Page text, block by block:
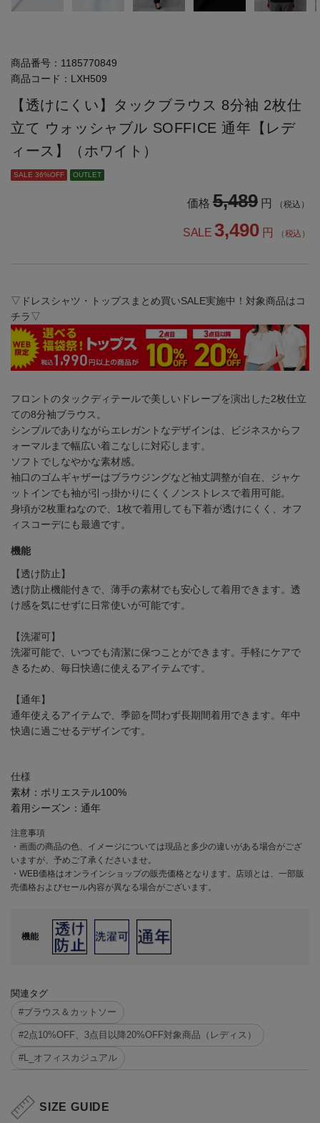
商品番号： 1185770849
商品コード： LXH509
【透けにくい】タックブラウス 8分袖 2枚仕
立て ウォッシャブル SOFFICE 通年【レデ
ィース】（ホワイト）
SALE 36%OFF OUTLET
価格 5,489 円 （税込）
SALE 3,490 円 （税込）
▽ドレスシャツ・トップスまとめ買いSALE実施中！対象商品はコ
チラ▽
フロントのタックディテールで美しいドレープを演出した2枚仕立
ての8分袖ブラウス。
シンプルでありながらエレガントなデザインは、ビジネスからフ
ォーマルまで幅広い着こなしに対応します。
ソフトでしなやかな素材感。
袖口のゴムギャザーはブラウジングなど袖丈調整が自在、ジャケ
ットインでも袖が引っ掛かりにくくノンストレスで着用可能。
身頃が2枚重ねなので、1枚で着用しても下着が透けにくく、オフ
ィスコーデにも最適です。
機能
【透け防止】
透け防止機能付きで、薄手の素材でも安心して着用できます。透
け感を気にせずに日常使いが可能です。
【洗濯可】
洗濯可能で、いつでも清潔に保つことができます。手軽にケアで
きるため、毎日快適に使えるアイテムです。
【通年】
通年使えるアイテムで、季節を問わず長期間着用できます。年中
快適に過ごせるデザインです。
仕様
素材： ポリエステル100%
着用シーズン： 通年
注意事項
・画面の商品の色、イメージについては現品と多少の違いがある場合がござ
いますが、予めご了承くださいませ。
・WEB価格はオンラインショップの販売価格となります。店頭とは、一部販
売価格およびセール内容が異なる場合がございます。
機能
関連タグ
#ブラウス＆カットソー
#2点10%OFF、3点目以降20%OFF対象商品（レディス）
#L_オフィスカジュアル
SIZE GUIDE